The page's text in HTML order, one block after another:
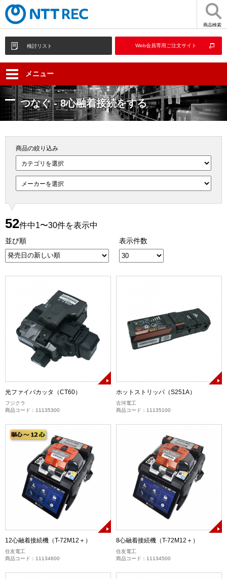
商品検索
検討リスト Web会員専用ご注文サイト
メニュー
つなぐ - 8心融着接続をする
商品の絞り込み
52件中1〜30件を表示中
並び順 表示件数
光ファイバカッタ（CT60）
フジクラ
商品コード：11135300
ホットストリッパ（S251A）
古河電工
商品コード：11135100
12心融着接続機（T-72M12＋）
住友電工
商品コード：11134600
8心融着接続機（T-72M12＋）
住友電工
商品コード：11134500